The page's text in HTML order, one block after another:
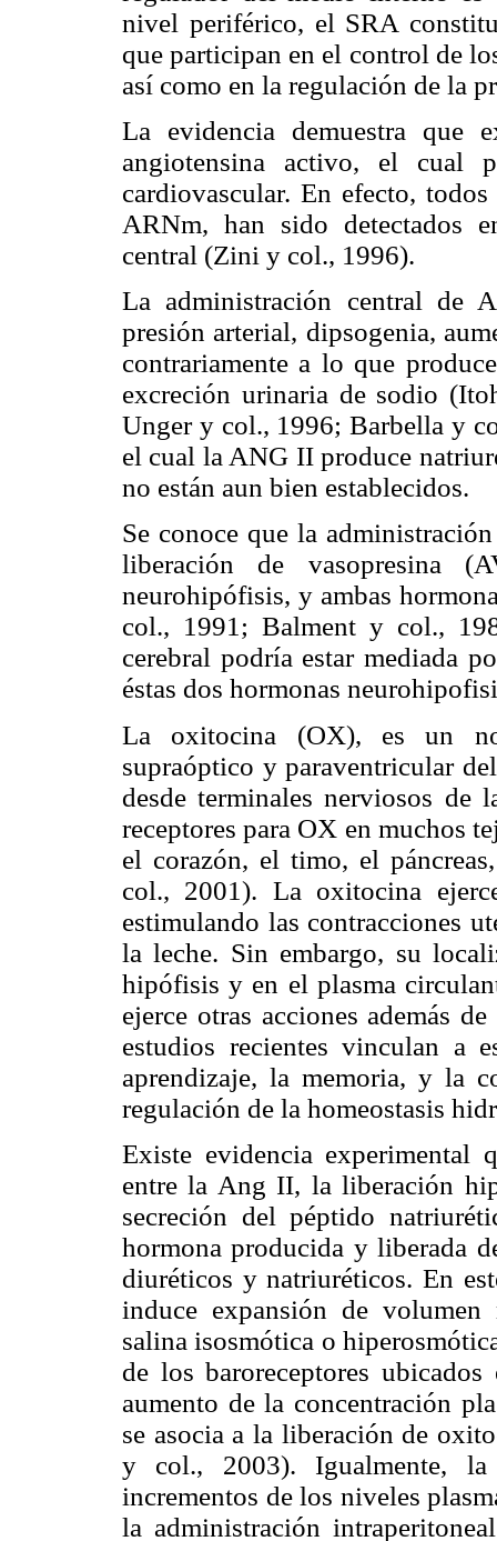
nivel periférico, el SRA
que participan en el control de
así como en la regulación de la
La evidencia demuestra que
angiotensina activo, el cual
cardiovascular. En efecto,
ARNm, han sido detectados
central (Zini y col., 1996).
La administración central de
presión arterial, dipsogenia,
contrariamente a lo que
excreción urinaria de sodio
Unger y col., 1996; Barbella y
el cual la ANG II produce
no están aun bien establecidos.
Se conoce que la
liberación de vasopresina
neurohipófisis, y ambas
col., 1991; Balment y col.,
cerebral podría estar mediada
éstas dos hormonas
La oxitocina (OX), es un
supraóptico y paraventricular
desde terminales nerviosos de
receptores para OX en muchos
el corazón, el timo, el
col., 2001). La oxitocina
estimulando las contracciones
la leche. Sin embargo, su
hipófisis y en el plasma
ejerce otras acciones además
estudios recientes vinculan a
aprendizaje, la memoria, y la
regulación de la homeostasis
Existe evidencia experimental
entre la Ang II, la liberación
secreción del péptido
hormona producida y liberada
diuréticos y natriuréticos. En
induce expansión de
salina isosmótica o
de los baroreceptores
aumento de la concentración
se asocia a la liberación de
y col., 2003). Igualmente,
incrementos de los niveles
la administración